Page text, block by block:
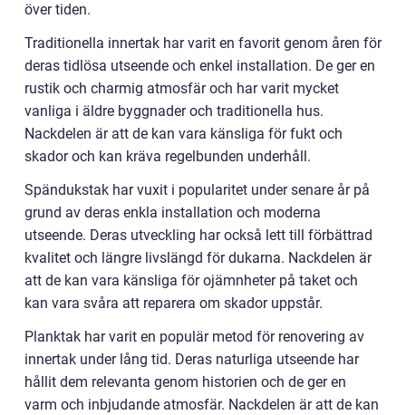
över tiden.
Traditionella innertak har varit en favorit genom åren för
deras tidlösa utseende och enkel installation. De ger en
rustik och charmig atmosfär och har varit mycket
vanliga i äldre byggnader och traditionella hus.
Nackdelen är att de kan vara känsliga för fukt och
skador och kan kräva regelbunden underhåll.
Spändukstak har vuxit i popularitet under senare år på
grund av deras enkla installation och moderna
utseende. Deras utveckling har också lett till förbättrad
kvalitet och längre livslängd för dukarna. Nackdelen är
att de kan vara känsliga för ojämnheter på taket och
kan vara svåra att reparera om skador uppstår.
Planktak har varit en populär metod för renovering av
innertak under lång tid. Deras naturliga utseende har
hållit dem relevanta genom historien och de ger en
varm och inbjudande atmosfär. Nackdelen är att de kan